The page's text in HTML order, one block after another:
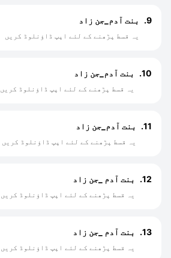
9. بنت آدم_جن زاد
یہ قسط پڑھنے کے لئے اپپ ڈاؤنلوڈ کریں
10. بنت آدم_جن زاد
یہ قسط پڑھنے کے لئے اپپ ڈاؤنلوڈ کریں
11. بنت آدم_جن زاد
یہ قسط پڑھنے کے لئے اپپ ڈاؤنلوڈ کریں
12. بنت آدم _جن زاد
یہ قسط پڑھنے کے لئے اپپ ڈاؤنلوڈ کریں
13. بنت آدم _جن زاد
یہ قسط پڑھنے کے لئے اپپ ڈاؤنلوڈ کریں